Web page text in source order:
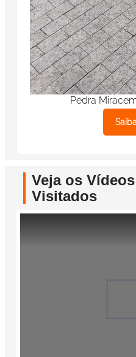
Pedra
Veja os
Visitados